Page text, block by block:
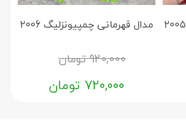
مدال قهرمانی چمپیونزلیگ 2006
920,000تومان
720,000 تومان